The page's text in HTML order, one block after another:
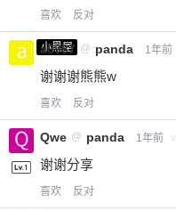
喜欢 反对
小黑屋
a0987 @ panda 1年前
谢谢谢熊熊w
喜欢 反对
Qwe @ panda 1年前
谢谢分享
喜欢 反对